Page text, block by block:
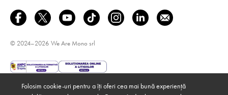
© 2024–2026 We Are Mono srl
Folosim cookie-uri pentru a îți oferi cea mai bună experiență